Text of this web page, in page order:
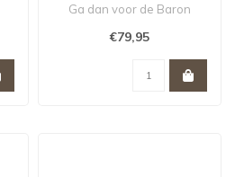
Ga dan voor de Baron
€79,95